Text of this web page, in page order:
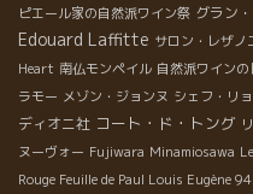
ピエール家の自然派ワイン祭 グラン
Edouard Laffitte サロン・レザノ
Heart 南仏モンペイル 自然派ワイン
ラモー メゾン・ジョンヌ シェフ・リ
ディオニ社 コート・ド・トング
ヌーヴォー Fujiwara Minamiosawa
Rouge Feuille de Paul Louis Eugène 94